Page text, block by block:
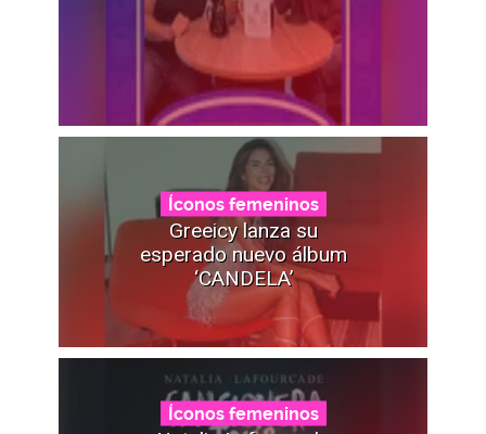
Íconos femeninos
Greeicy lanza su
esperado nuevo álbum
‘CANDELA’
Íconos femeninos